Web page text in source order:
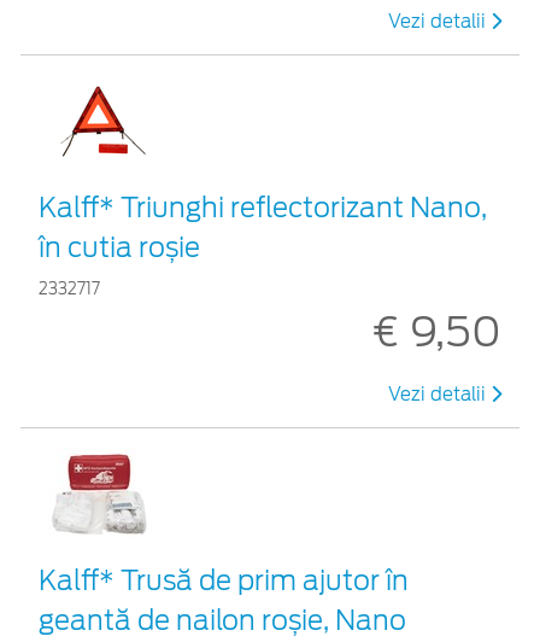
Vezi detalii
Kalff* Triunghi reflectorizant Nano,
în cutia roșie
2332717
€ 9,50
Vezi detalii
Kalff* Trusă de prim ajutor în
geantă de nailon roșie, Nano